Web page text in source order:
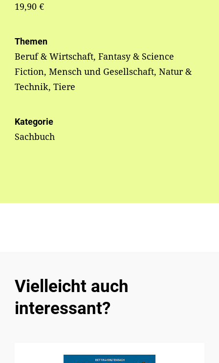
19,90 €
Themen
Beruf & Wirtschaft, Fantasy & Science
Fiction, Mensch und Gesellschaft, Natur &
Technik, Tiere
Kategorie
Sachbuch
Vielleicht auch
interessant?